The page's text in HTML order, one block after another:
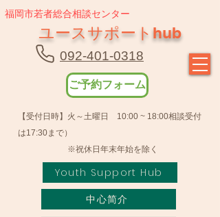
福岡市若者総合相談センター
ユースサポートhub
092-401-0318
ご予約フォーム
【受付日時】火～土曜日 10:00 ~ 18:00相談受付
は17:30まで）
​ ※祝休日年末年始を除く
Youth Support Hub
中心简介